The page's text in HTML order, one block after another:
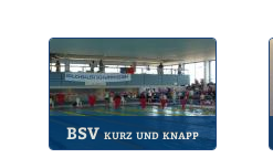
BSV kurz und knapp